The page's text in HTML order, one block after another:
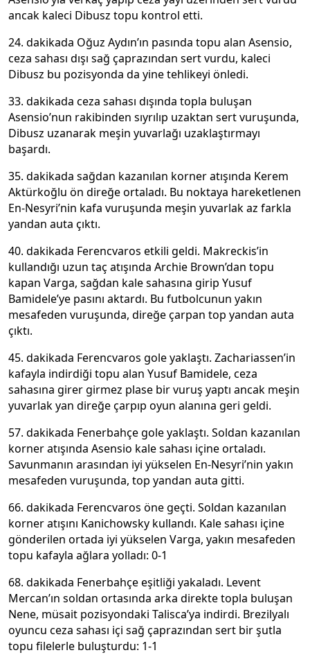
ancak kaleci Dibusz topu kontrol etti.
24. dakikada Oğuz Aydın’ın pasında topu alan Asensio,
ceza sahası dışı sağ çaprazından sert vurdu, kaleci
Dibusz bu pozisyonda da yine tehlikeyi önledi.
33. dakikada ceza sahası dışında topla buluşan
Asensio’nun rakibinden sıyrılıp uzaktan sert vuruşunda,
Dibusz uzanarak meşin yuvarlağı uzaklaştırmayı
başardı.
35. dakikada sağdan kazanılan korner atışında Kerem
Aktürkoğlu ön direğe ortaladı. Bu noktaya hareketlenen
En-Nesyri’nin kafa vuruşunda meşin yuvarlak az farkla
yandan auta çıktı.
40. dakikada Ferencvaros etkili geldi. Makreckis’in
kullandığı uzun taç atışında Archie Brown’dan topu
kapan Varga, sağdan kale sahasına girip Yusuf
Bamidele’ye pasını aktardı. Bu futbolcunun yakın
mesafeden vuruşunda, direğe çarpan top yandan auta
çıktı.
45. dakikada Ferencvaros gole yaklaştı. Zachariassen’in
kafayla indirdiği topu alan Yusuf Bamidele, ceza
sahasına girer girmez plase bir vuruş yaptı ancak meşin
yuvarlak yan direğe çarpıp oyun alanına geri geldi.
57. dakikada Fenerbahçe gole yaklaştı. Soldan kazanılan
korner atışında Asensio kale sahası içine ortaladı.
Savunmanın arasından iyi yükselen En-Nesyri’nin yakın
mesafeden vuruşunda, top yandan auta gitti.
66. dakikada Ferencvaros öne geçti. Soldan kazanılan
korner atışını Kanichowsky kullandı. Kale sahası içine
gönderilen ortada iyi yükselen Varga, yakın mesafeden
topu kafayla ağlara yolladı: 0-1
68. dakikada Fenerbahçe eşitliği yakaladı. Levent
Mercan’ın soldan ortasında arka direkte topla buluşan
Nene, müsait pozisyondaki Talisca’ya indirdi. Brezilyalı
oyuncu ceza sahası içi sağ çaprazından sert bir şutla
topu filelerle buluşturdu: 1-1